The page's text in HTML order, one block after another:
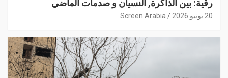
رقية: بين الذاكرة, النسيان و صدمات الماضي
20 يونيو 2026 Screen Arabia